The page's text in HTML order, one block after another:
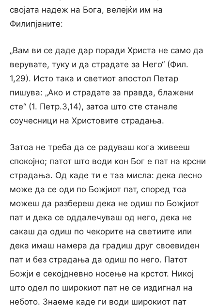
својата надеж на Бога, велејќи им на
Филипјаните:
„Вам ви се даде дар поради Христа не само да
верувате, туку и да страдате за Него“ (Фил.
1,29). Исто така и светиот апостол Петар
пишува: „Ако и страдате за правда, блажени
сте“ (1. Петр.3,14), затоа што сте станале
соучесници на Христовите страдања.
Затоа не треба да се радуваш кога живееш
спокојно; патот што води кон Бог е пат на крсни
страдања. Од каде ти е таа мисла: дека лесно
може да се оди по Божјиот пат, според тоа
можеш да разбереш дека не одиш по Божјиот
пат и дека се оддалечуваш од него, дека не
сакаш да одиш по чекорите на светиите или
дека имаш намера да градиш друг своевиден
пат и без страдања да одиш по него. Патот
Божји е секојдневно носење на крстот. Никој
што одел по широкиот пат не се издигнал на
небото. Знаеме каде ги води широкиот пат